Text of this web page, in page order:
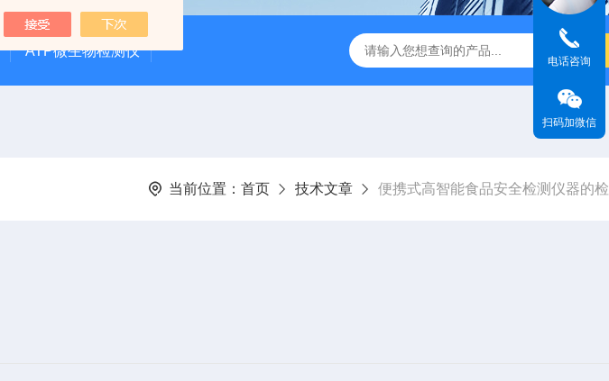
ATP微生物检测仪
当前位置： 首页 技术文章 便携式高智能食品安全检测仪器的
电话咨询
扫码加微信